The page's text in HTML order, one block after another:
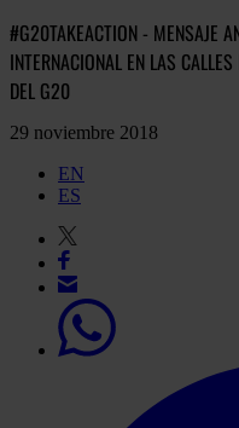
#G20TAKEACTION - MENSAJE
INTERNACIONAL EN LAS
DEL G20
29 noviembre 2018
EN
ES